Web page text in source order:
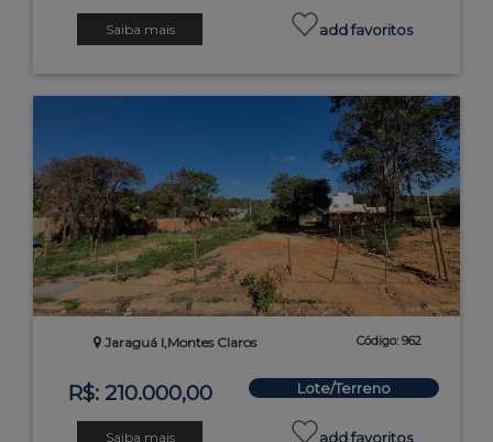
Saiba mais add favoritos
Jaraguá I,Montes Claros Código: 962
R$: 210.000,00 Lote/Terreno
Saiba mais add favoritos